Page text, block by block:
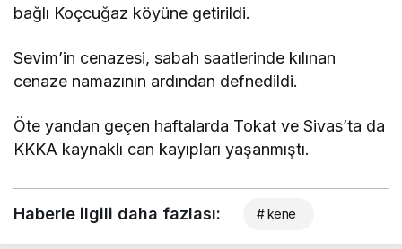
bağlı Koçcuğaz köyüne getirildi.
Sevim’in cenazesi, sabah saatlerinde kılınan
cenaze namazının ardından defnedildi.
Öte yandan geçen haftalarda Tokat ve Sivas’ta da
KKKA kaynaklı can kayıpları yaşanmıştı.
Haberle ilgili daha fazlası: # kene